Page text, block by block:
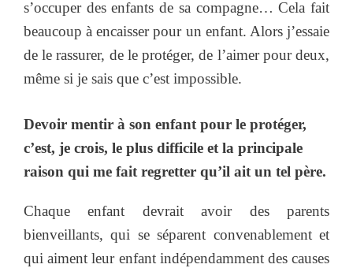
s’occuper des enfants de sa compagne… Cela fait
beaucoup à encaisser pour un enfant. Alors j’essaie
de le rassurer, de le protéger, de l’aimer pour deux,
même si je sais que c’est impossible.
Devoir mentir à son enfant pour le protéger,
c’est, je crois, le plus difficile et la principale
raison qui me fait regretter qu’il ait un tel père.
Chaque enfant devrait avoir des parents
bienveillants, qui se séparent convenablement et
qui aiment leur enfant indépendamment des causes